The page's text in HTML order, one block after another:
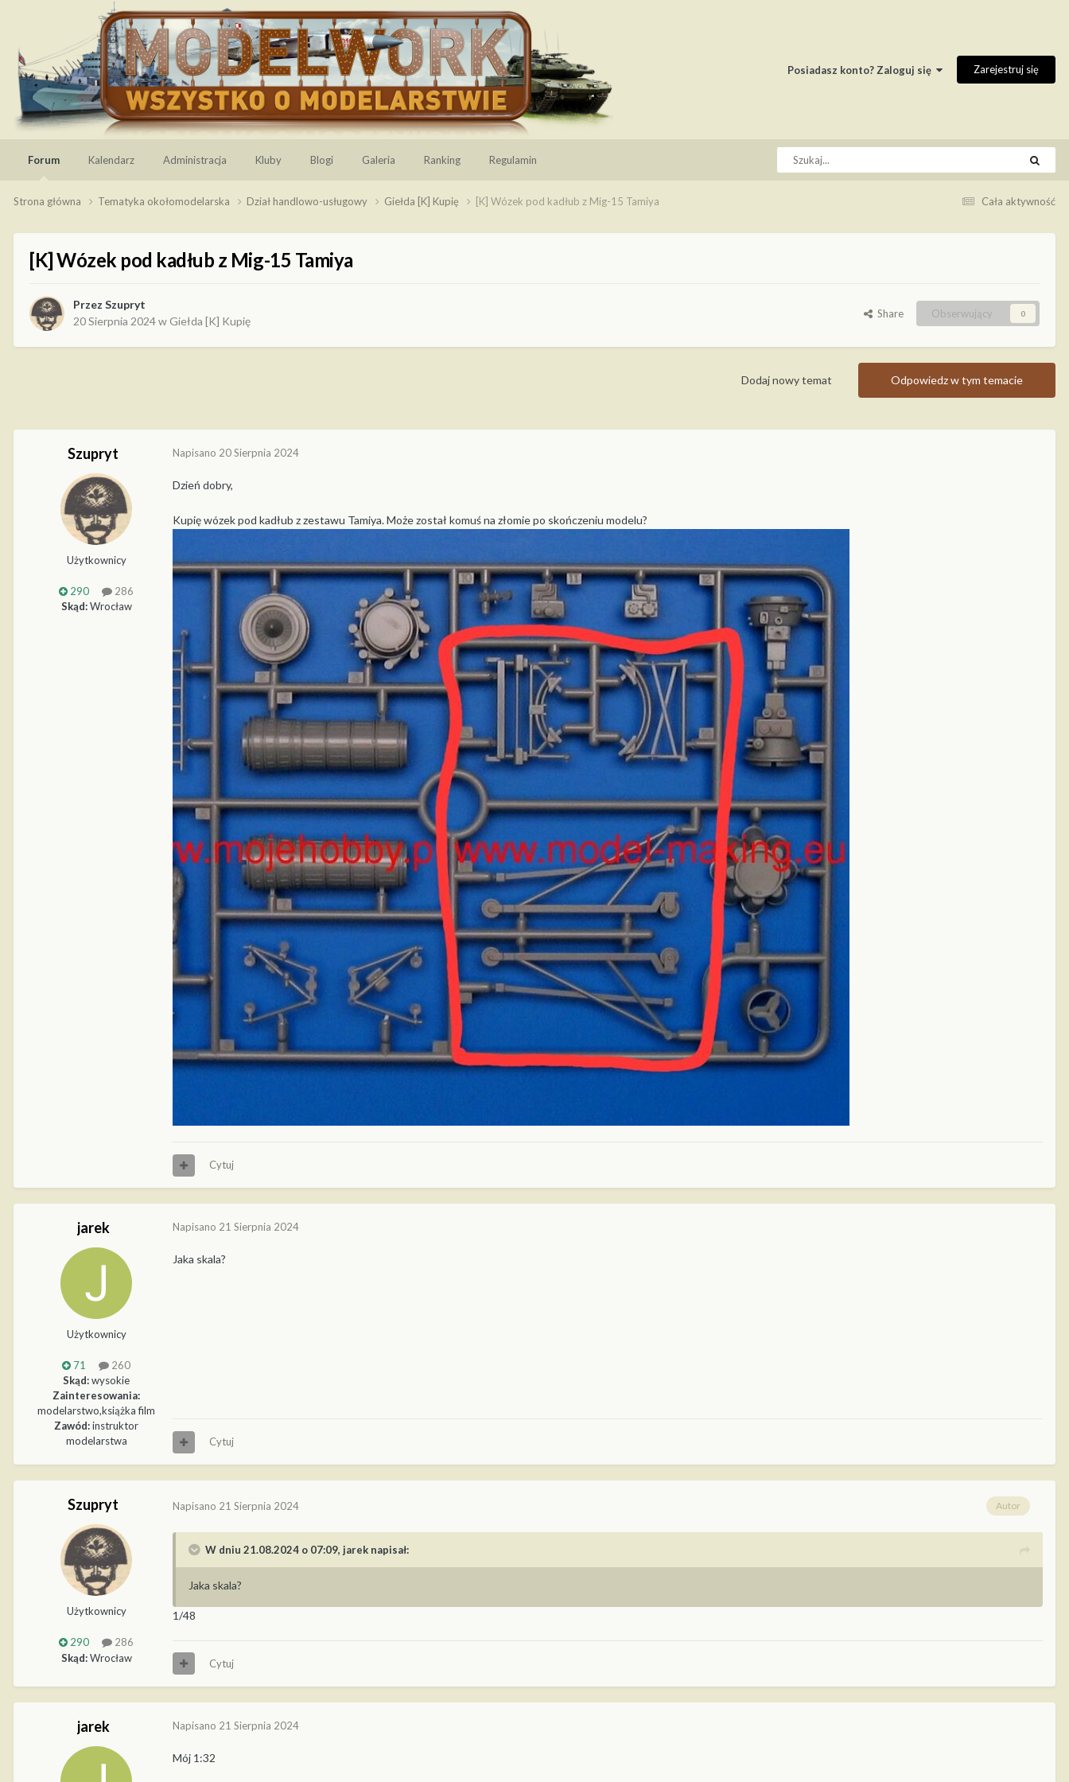
Posiadasz konto? Zaloguj się Zarejestruj się
Forum Kalendarz Administracja Kluby Blogi Galeria Ranking Regulamin
Cała aktywność
Strona główna Tematyka okołomodelarska Dział handlowo-usługowy Giełda [K] Kupię [K] Wózek pod kadłub z Mig-15 Tamiya
[K] Wózek pod kadłub z Mig-15 Tamiya
Przez Szupryt
20 Sierpnia 2024w Giełda [K] Kupię
Share Obserwujący 0
Odpowiedz w tym temacie
Dodaj nowy temat
Szupryt
Użytkownicy
290
286
Skąd:Wrocław
Napisano 20 Sierpnia 2024
Dzień dobry,
Kupię wózek pod kadłub z zestawu Tamiya. Może został komuś na złomie po skończeniu modelu?
Cytuj
jarek
Użytkownicy
71
260
Skąd:wysokie
Zainteresowania:
modelarstwo,książka film
Zawód:instruktor
modelarstwa
Napisano 21 Sierpnia 2024
Jaka skala?
Cytuj
Szupryt
Użytkownicy
290
286
Skąd:Wrocław
Autor
Napisano 21 Sierpnia 2024
W dniu 21.08.2024 o 07:09, jarek napisał:
Jaka skala?
1/48
Cytuj
jarek Napisano 21 Sierpnia 2024
Mój 1:32